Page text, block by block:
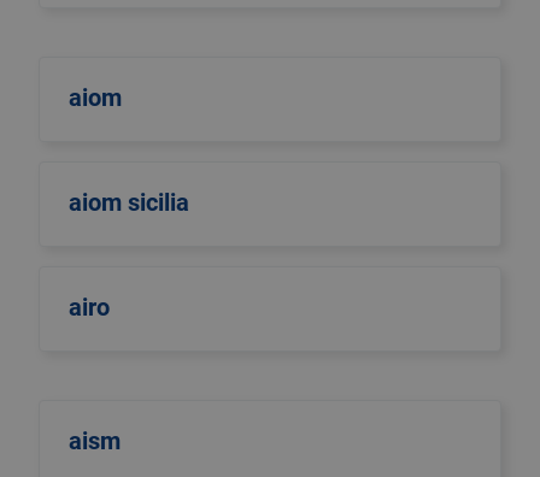
aiom
aiom sicilia
airo
aism